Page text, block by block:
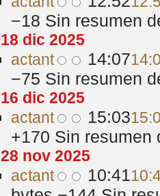
−18 Sin resumen
18 dic 2025
actant 14:07
−75 Sin resumen
16 dic 2025
actant 15:03
+170 Sin resumen
28 nov 2025
actant 10:41